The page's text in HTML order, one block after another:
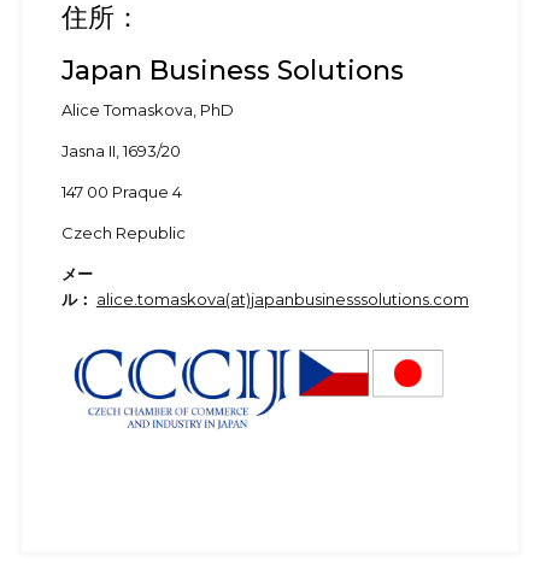
住所：
Japan Business Solutions
Alice Tomaskova, PhD
Jasna II, 1693/20
147 00 Praque 4
Czech Republic
メー
ル： alice.tomaskova(at)japanbusinesssolutions.com